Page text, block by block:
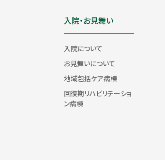
入院・お見舞い
入院について
お見舞いについて
地域包括ケア病棟
回復期リハビリテーショ
ン病棟